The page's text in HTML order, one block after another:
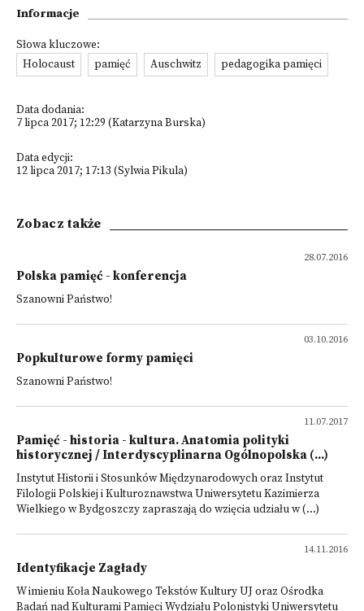
Informacje
Słowa kluczowe:
Holocaust
pamięć Auschwitz pedagogika pamięci
Data dodania:
7 lipca 2017; 12:29 (Katarzyna Burska)
Data edycji:
12 lipca 2017; 17:13 (Sylwia Pikula)
Zobacz także
28.07.2016
Polska pamięć - konferencja
Szanowni Państwo!
03.10.2016
Popkulturowe formy pamięci
Szanowni Państwo!
11.07.2017
Pamięć - historia - kultura. Anatomia polityki
historycznej / Interdyscyplinarna Ogólnopolska (...)
Instytut Historii i Stosunków Międzynarodowych oraz Instytut
Filologii Polskiej i Kulturoznawstwa Uniwersytetu Kazimierza
Wielkiego w Bydgoszczy zapraszają do wzięcia udziału w (...)
14.11.2016
Identyfikacje Zagłady
W imieniu Koła Naukowego Tekstów Kultury UJ oraz Ośrodka
Badań nad Kulturami Pamięci Wydziału Polonistyki Uniwersytetu